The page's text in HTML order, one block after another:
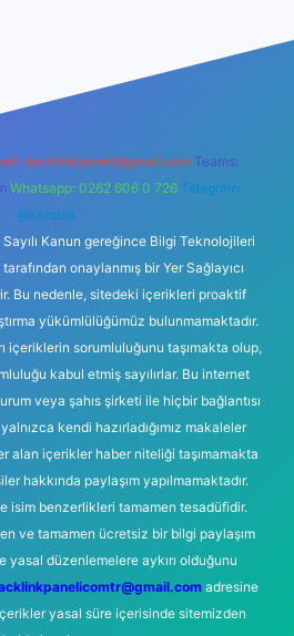
backlinkpaneli@gmail.com Teams:
Whatsapp: 0262 606 0 726 Telegram:
@karabul
Kanun gereğince Bilgi Teknolojileri
onaylanmış bir Yer Sağlayıcı
Bu nedenle, sitedeki içerikleri proaktif
yükümlülüğümüz bulunmamaktadır.
içeriklerin sorumluluğunu taşımakta olup,
kabul etmiş sayılırlar. Bu internet
veya şahıs şirketi ile hiçbir bağlantısı
kendi hazırladığımız makaleler
alan içerikler haber niteliği taşımamakta
hakkında paylaşım yapılmamaktadır.
isim benzerlikleri tamamen tesadüfidir.
ve tamamen ücretsiz bir bilgi paylaşım
yasal düzenlemelere aykırı olduğunu
adresine
yasal süre içerisinde sitemizden